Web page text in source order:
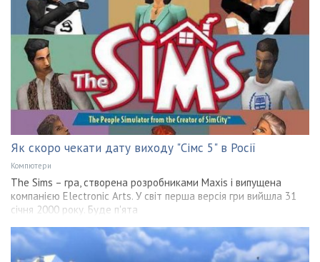
Як скоро чекати дату виходу "Сімс 5" в Росії
Компютери
The Sims – гра, створена розробниками Maxis і випущена
компанією Electronic Arts. У світ перша версія гри вийшла 31
січня 2000 року. Буде п'ята